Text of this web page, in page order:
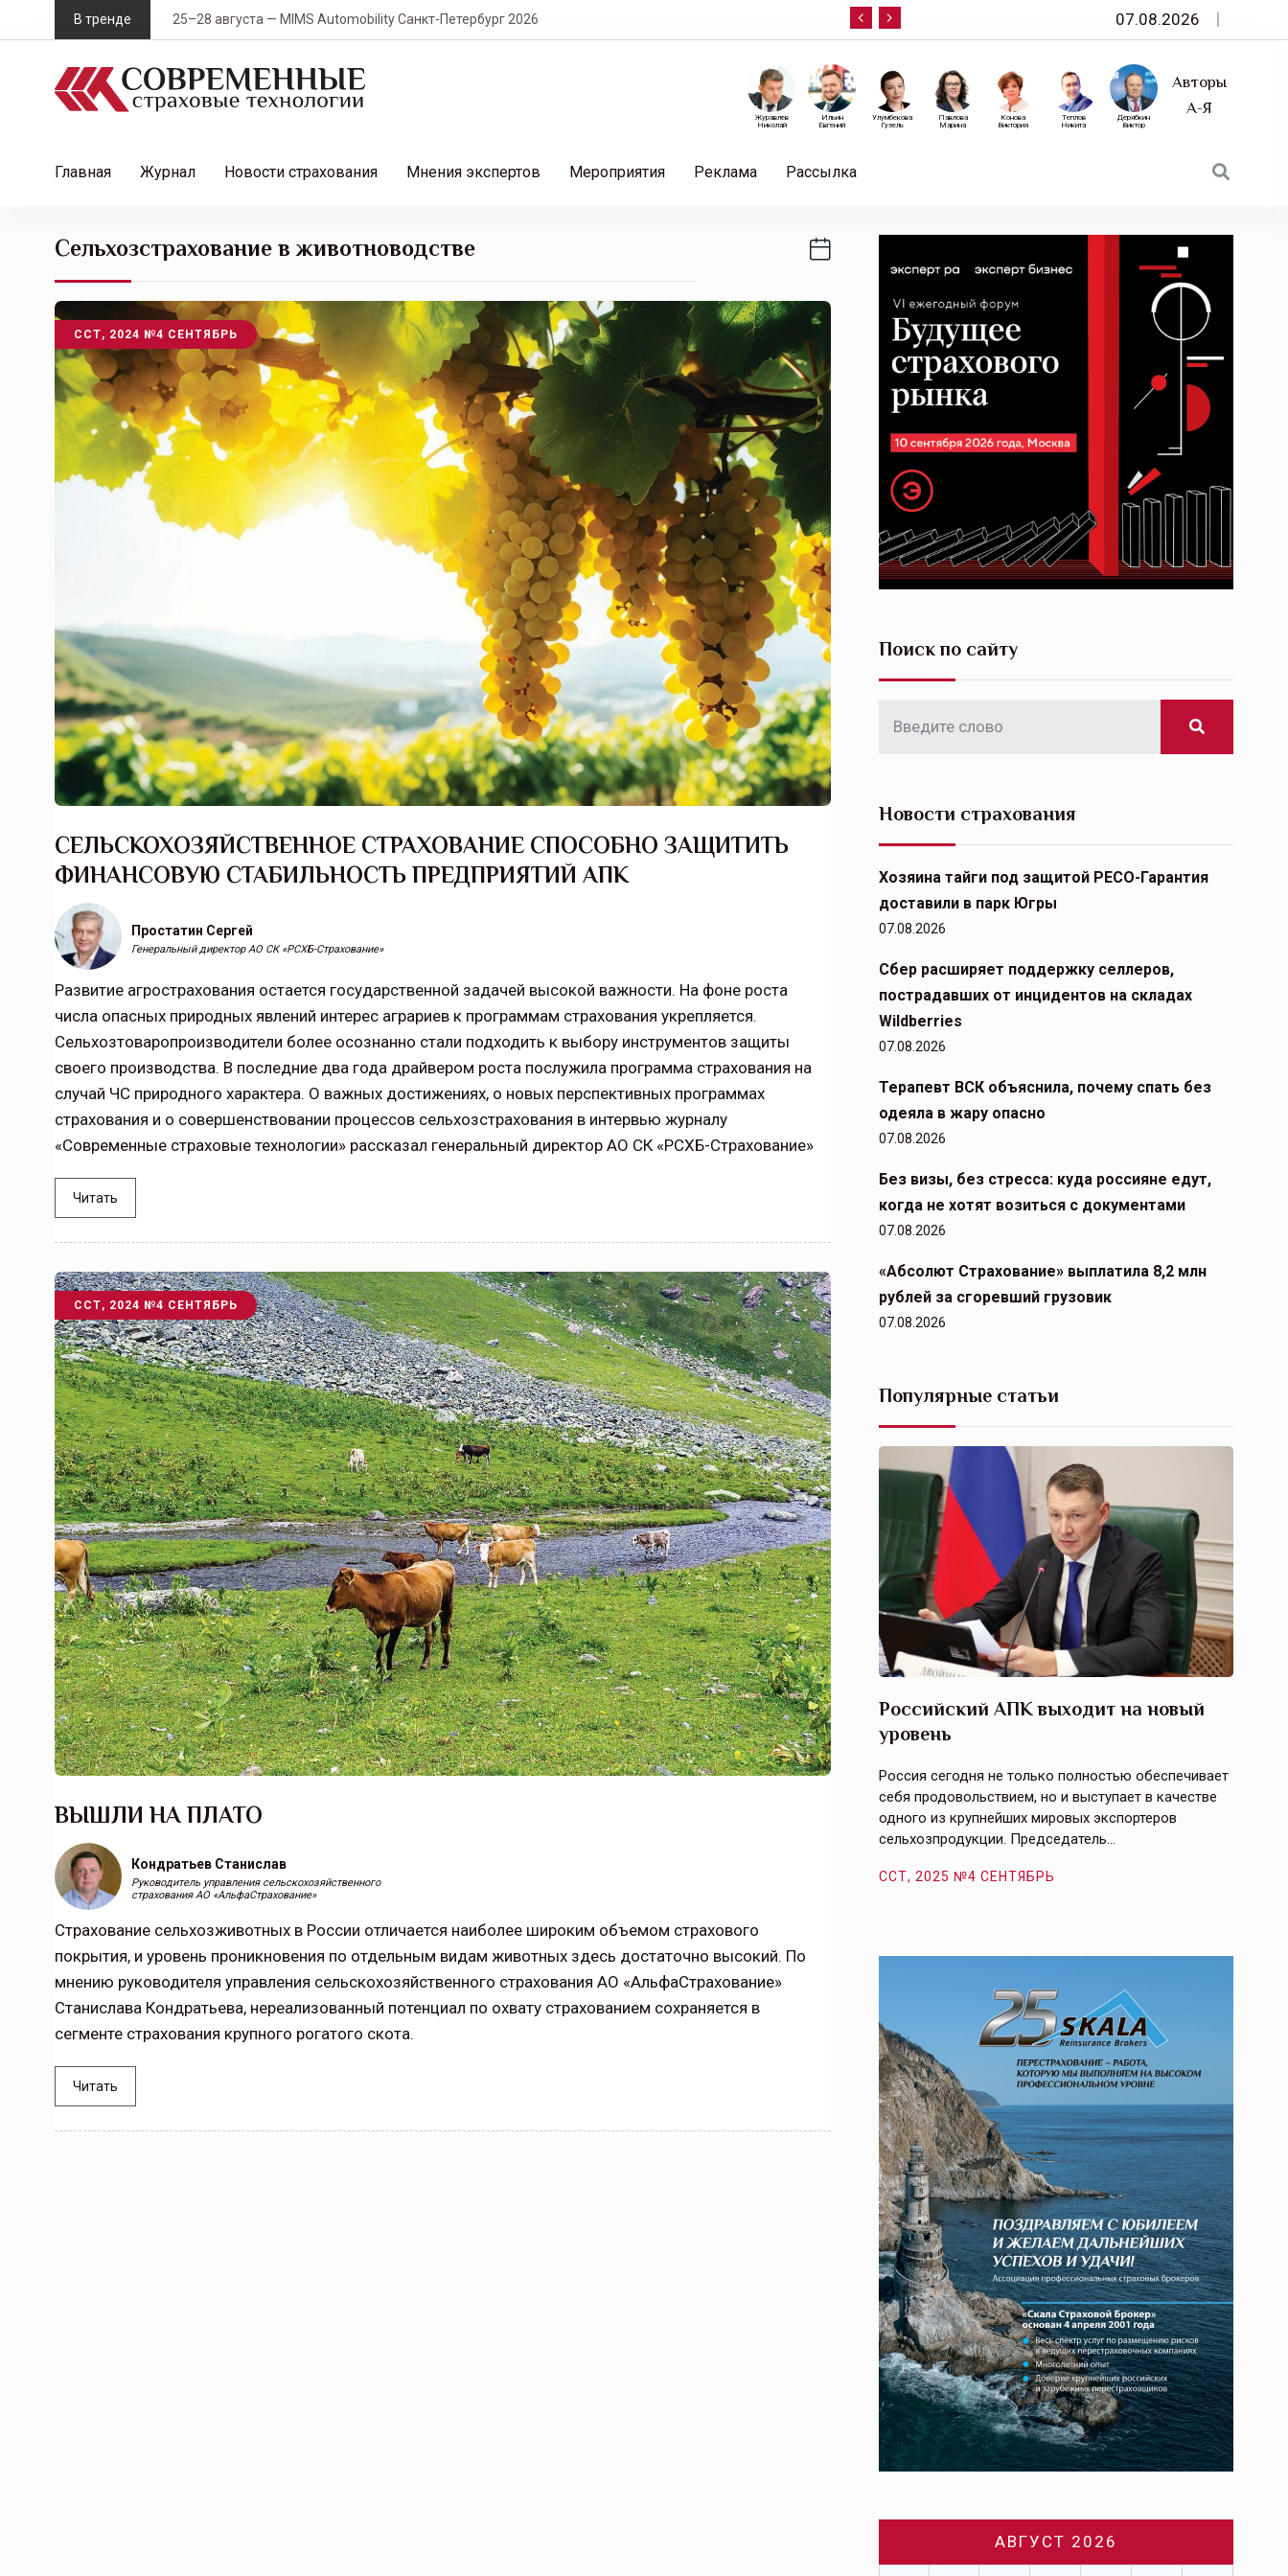
k
В тренде 25–28 августа — MIMS Automobility Санкт-Петербург 2026 10 сентября — «Эксперт РА» приглашает на
07.08.2026
Авторы
А-Я
Дерябкин
Виктор
Теплов
Никита
Конова
Виктория
Павлова
Марина
Улумбекова
Гузель
Ильин
Евгений
Журавлев
Николай
Главная Журнал Новости страхования Мнения экспертов Мероприятия Реклама Рассылка
Сельхозстрахование в животноводстве
ССТ, 2024 №4 СЕНТЯБРЬ
СЕЛЬСКОХОЗЯЙСТВЕННОЕ СТРАХОВАНИЕ СПОСОБНО ЗАЩИТИТЬ
ФИНАНСОВУЮ СТАБИЛЬНОСТЬ ПРЕДПРИЯТИЙ АПК
Простатин Сергей
Генеральный директор АО СК «РСХБ-Страхование»
Развитие агрострахования остается государственной задачей высокой важности. На фоне роста
числа опасных природных явлений интерес аграриев к программам страхования укрепляется.
Сельхозтоваропроизводители более осознанно стали подходить к выбору инструментов защиты
своего производства. В последние два года драйвером роста послужила программа страхования на
случай ЧС природного характера. О важных достижениях, о новых перспективных программах
страхования и о совершенствовании процессов сельхозстрахования в интервью журналу
«Современные страховые технологии» рассказал генеральный директор АО СК «РСХБ-Страхование»
Читать
ССТ, 2024 №4 СЕНТЯБРЬ
ВЫШЛИ НА ПЛАТО
Кондратьев Станислав
Руководитель управления сельскохозяйственного
страхования АО «АльфаСтрахование»
Страхование сельхозживотных в России отличается наиболее широким объемом страхового
покрытия, и уровень проникновения по отдельным видам животных здесь достаточно высокий. По
мнению руководителя управления сельскохозяйственного страхования АО «АльфаСтрахование»
Станислава Кондратьева, нереализованный потенциал по охвату страхованием сохраняется в
сегменте страхования крупного рогатого скота.
Читать
Поиск по сайту
Новости страхования
Хозяина тайги под защитой РЕСО-Гарантия
доставили в парк Югры
07.08.2026
Сбер расширяет поддержку селлеров,
пострадавших от инцидентов на складах
Wildberries
07.08.2026
Терапевт ВСК объяснила, почему спать без
одеяла в жару опасно
07.08.2026
Без визы, без стресса: куда россияне едут,
когда не хотят возиться с документами
07.08.2026
«Абсолют Страхование» выплатила 8,2 млн
рублей за сгоревший грузовик
07.08.2026
Популярные статьи
Тамбов — под страховой защитой
Тамбовская область — не только
сельскохозяйственный регион с историческими
рискованного земледелия. Временно исполняющая
ССТ, 2025 №4 СЕНТЯБРЬ
ОСАГО требует переосмысления
Нормативно-правовое регулирование страхового
рынка в России является одним из наиболее
Российский АПК выходит на новый
уровень
Россия сегодня не только полностью обеспечивает
себя продовольствием, но и выступает в качестве
одного из крупнейших мировых экспортеров
сельхозпродукции. Председатель…
ССТ, 2025 №4 СЕНТЯБРЬ
АВГУСТ 2026